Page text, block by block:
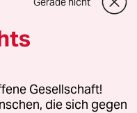
oder für Genehmigungen
Gesellschaft!
die sich gegen